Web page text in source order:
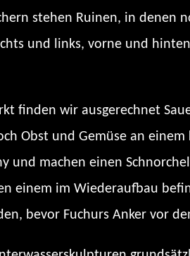
stehen Ruinen, in denen
und links, vorne und
finden wir ausgerechnet
Obst und Gemüse an
und machen einen
einem im Wiederaufbau
bevor Fuchurs Anker vor